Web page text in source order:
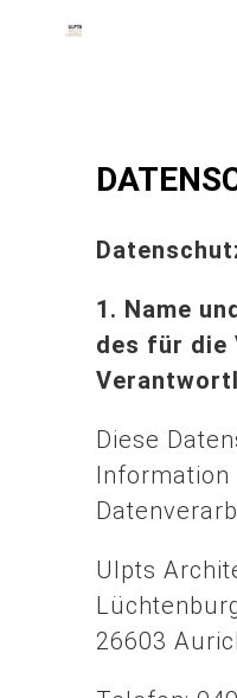
1. Name
des für die
Diese
Ulpts
26603